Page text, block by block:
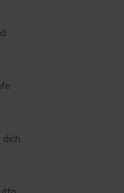
dich